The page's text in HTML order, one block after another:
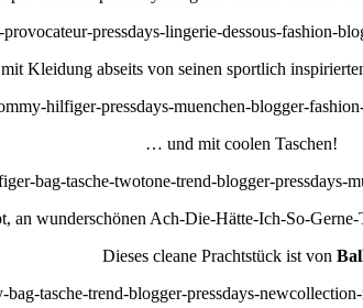
Kleidung abseits von seinen sportlich
… und mit coolen Taschen!
an wunderschönen Ach-Die-Hätte-Ich-So-Gerne-
Dieses cleane Prachtstück ist von